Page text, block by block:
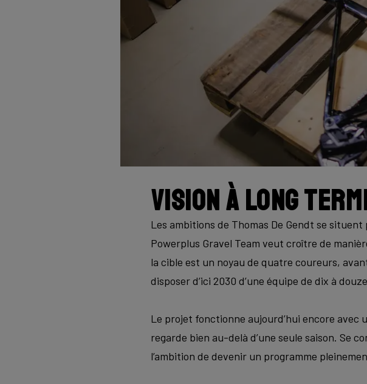
Vision à long
Les ambitions de Thomas De Gendt se
Powerplus Gravel Team veut croître de
la cible est un noyau de quatre coureurs,
disposer d’ici 2030 d’une équipe de dix à
Le projet fonctionne aujourd’hui encore avec
regarde bien au-delà d’une seule saison. Se
l’ambition de devenir un programme